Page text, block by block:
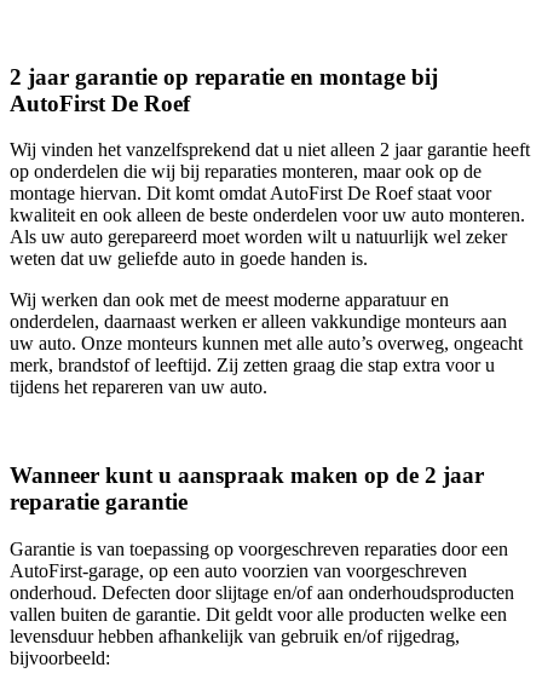
2 jaar garantie op reparatie en montage bij
AutoFirst De Roef
Wij vinden het vanzelfsprekend dat u niet alleen 2 jaar garantie heeft
op onderdelen die wij bij reparaties monteren, maar ook op de
montage hiervan. Dit komt omdat AutoFirst De Roef staat voor
kwaliteit en ook alleen de beste onderdelen voor uw auto monteren.
Als uw auto gerepareerd moet worden wilt u natuurlijk wel zeker
weten dat uw geliefde auto in goede handen is.
Wij werken dan ook met de meest moderne apparatuur en
onderdelen, daarnaast werken er alleen vakkundige monteurs aan
uw auto. Onze monteurs kunnen met alle auto’s overweg, ongeacht
merk, brandstof of leeftijd. Zij zetten graag die stap extra voor u
tijdens het repareren van uw auto.
Wanneer kunt u aanspraak maken op de 2 jaar
reparatie garantie
Garantie is van toepassing op voorgeschreven reparaties door een
AutoFirst-garage, op een auto voorzien van voorgeschreven
onderhoud. Defecten door slijtage en/of aan onderhoudsproducten
vallen buiten de garantie. Dit geldt voor alle producten welke een
levensduur hebben afhankelijk van gebruik en/of rijgedrag,
bijvoorbeeld: